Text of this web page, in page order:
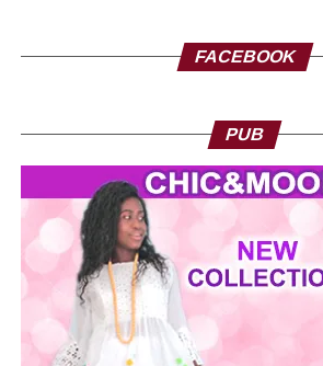
FACEBOOK
PUB